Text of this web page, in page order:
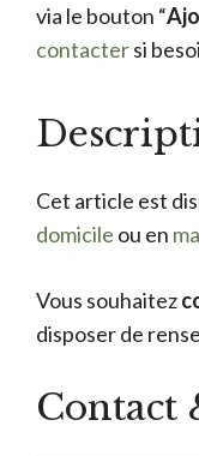
via le bouton “
contactersi
Cet article est
domicile ou en
Vous souhaitez
disposer de
Contact